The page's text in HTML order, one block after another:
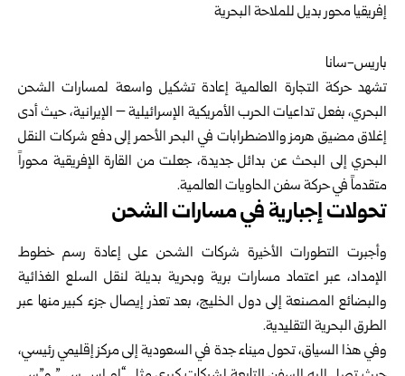
باريس-سانا
تشهد حركة التجارة العالمية إعادة تشكيل واسعة لمسارات الشحن
البحري، بفعل تداعيات الحرب الأمريكية الإسرائيلية – الإيرانية، حيث أدى
إغلاق مضيق هرمز والاضطرابات في البحر الأحمر إلى دفع شركات النقل
البحري إلى البحث عن بدائل جديدة، جعلت من القارة الإفريقية محوراً
متقدماً في حركة سفن الحاويات العالمية.
تحولات إجبارية في مسارات الشحن
وأجبرت التطورات الأخيرة شركات الشحن على إعادة رسم خطوط
الإمداد، عبر اعتماد مسارات برية وبحرية بديلة لنقل السلع الغذائية
والبضائع المصنعة إلى دول الخليج، بعد تعذر إيصال جزء كبير منها عبر
الطرق البحرية التقليدية.
وفي هذا السياق، تحول ميناء جدة في السعودية إلى مركز إقليمي رئيسي،